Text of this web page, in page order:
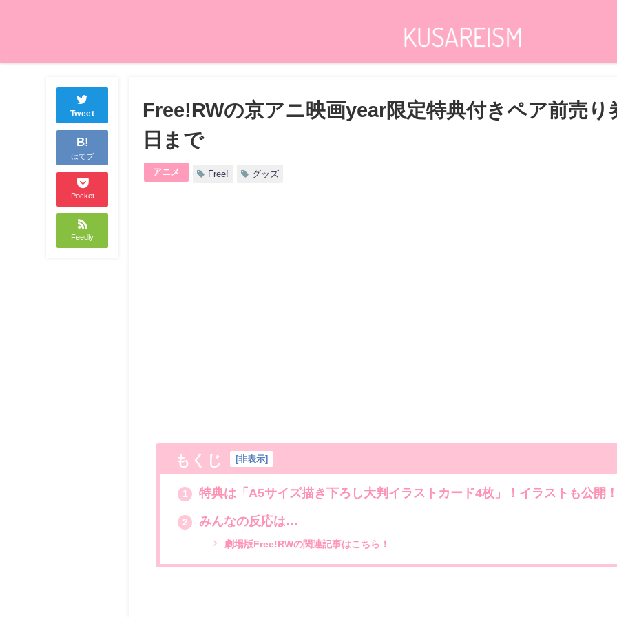
Tweet
B!
はてブ
Pocket
Feedly
Free!RWの京アニ映画year限定特典付きペア前売り
日まで
アニメ Free! グッズ
もくじ [非表示]
1 特典は「A5サイズ描き下ろし大判イラストカード4枚」！イラストも公開
2 みんなの反応は…
劇場版Free!RWの関連記事はこちら！